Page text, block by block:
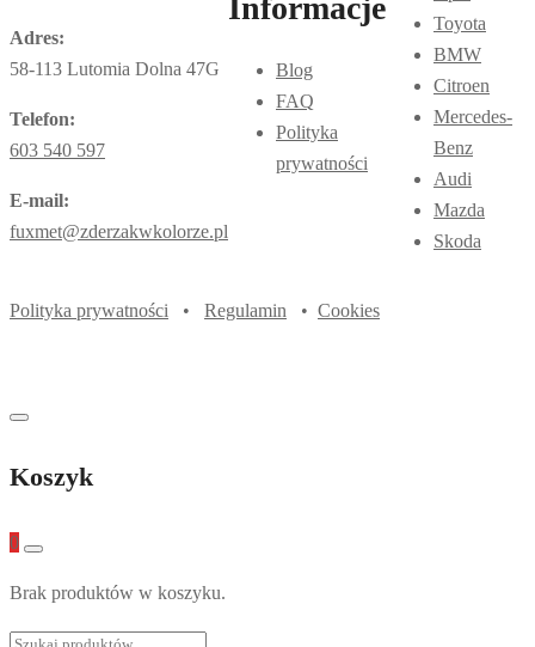
Adres:
58-113 Lutomia Dolna 47G
Telefon:
603 540 597
E-mail:
fuxmet@zderzakwkolorze.pl
Blog
FAQ
Polityka
prywatności
Toyota
BMW
Citroen
Mercedes-
Benz
Audi
Mazda
Skoda
Polityka prywatności • Regulamin • Cookies
Koszyk
0
Brak produktów w koszyku.